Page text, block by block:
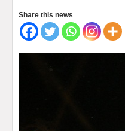
Share this news